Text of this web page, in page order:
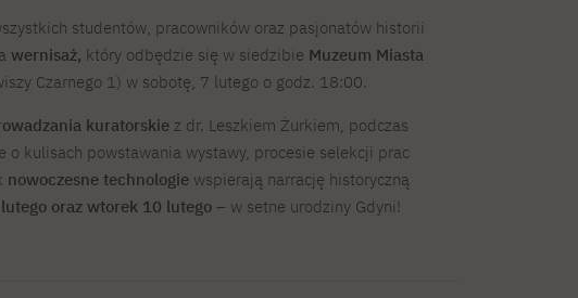
studentów, pracowników oraz pasjonatów historii
wernisaż, który odbędzie się w siedzibie Muzeum Miasta
Czarnego 1) w sobotę, 7 lutego o godz. 18:00.
kuratorskiez dr. Leszkiem Żurkiem, podczas
o kulisach powstawania wystawy, procesie selekcji prac
nowoczesne technologie wspierają narrację historyczną
oraz wtorek 10 lutego – w setne urodziny Gdyni!